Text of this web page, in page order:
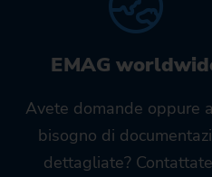
EMAG
Avete domande oppure
bisogno di
dettagliate?